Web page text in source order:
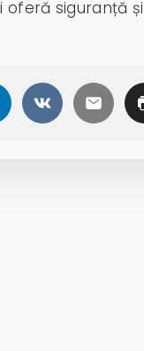
siguranță și